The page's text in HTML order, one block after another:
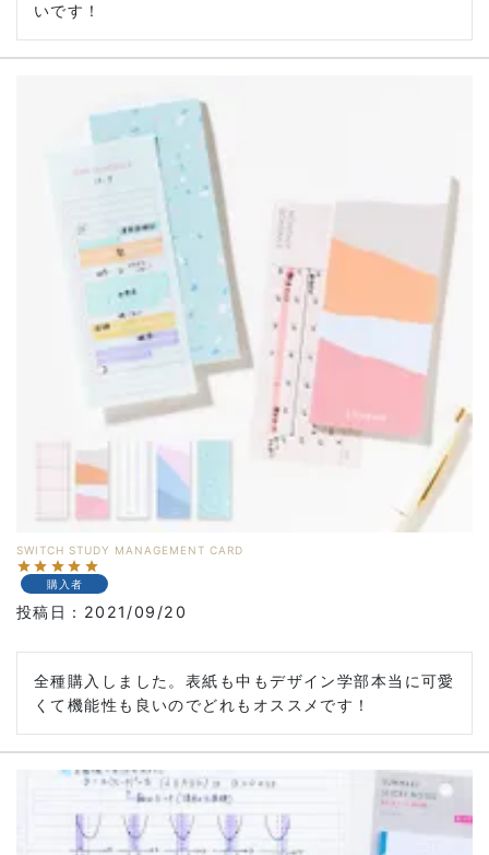
いです！
SWITCH STUDY MANAGEMENT CARD
購入者
投稿日 2021/09/20
全種購入しました。表紙も中もデザイン学部本当に可愛
くて機能性も良いのでどれもオススメです！